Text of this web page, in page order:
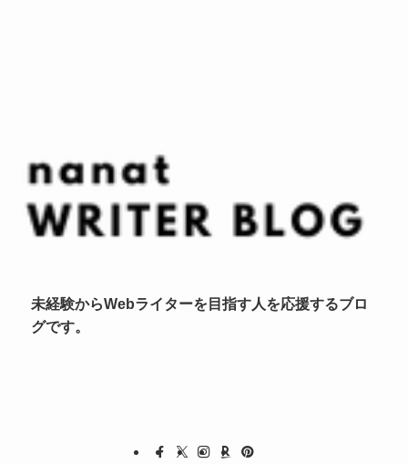
未経験からWebライターを目指す人を応援するブロ
グです。